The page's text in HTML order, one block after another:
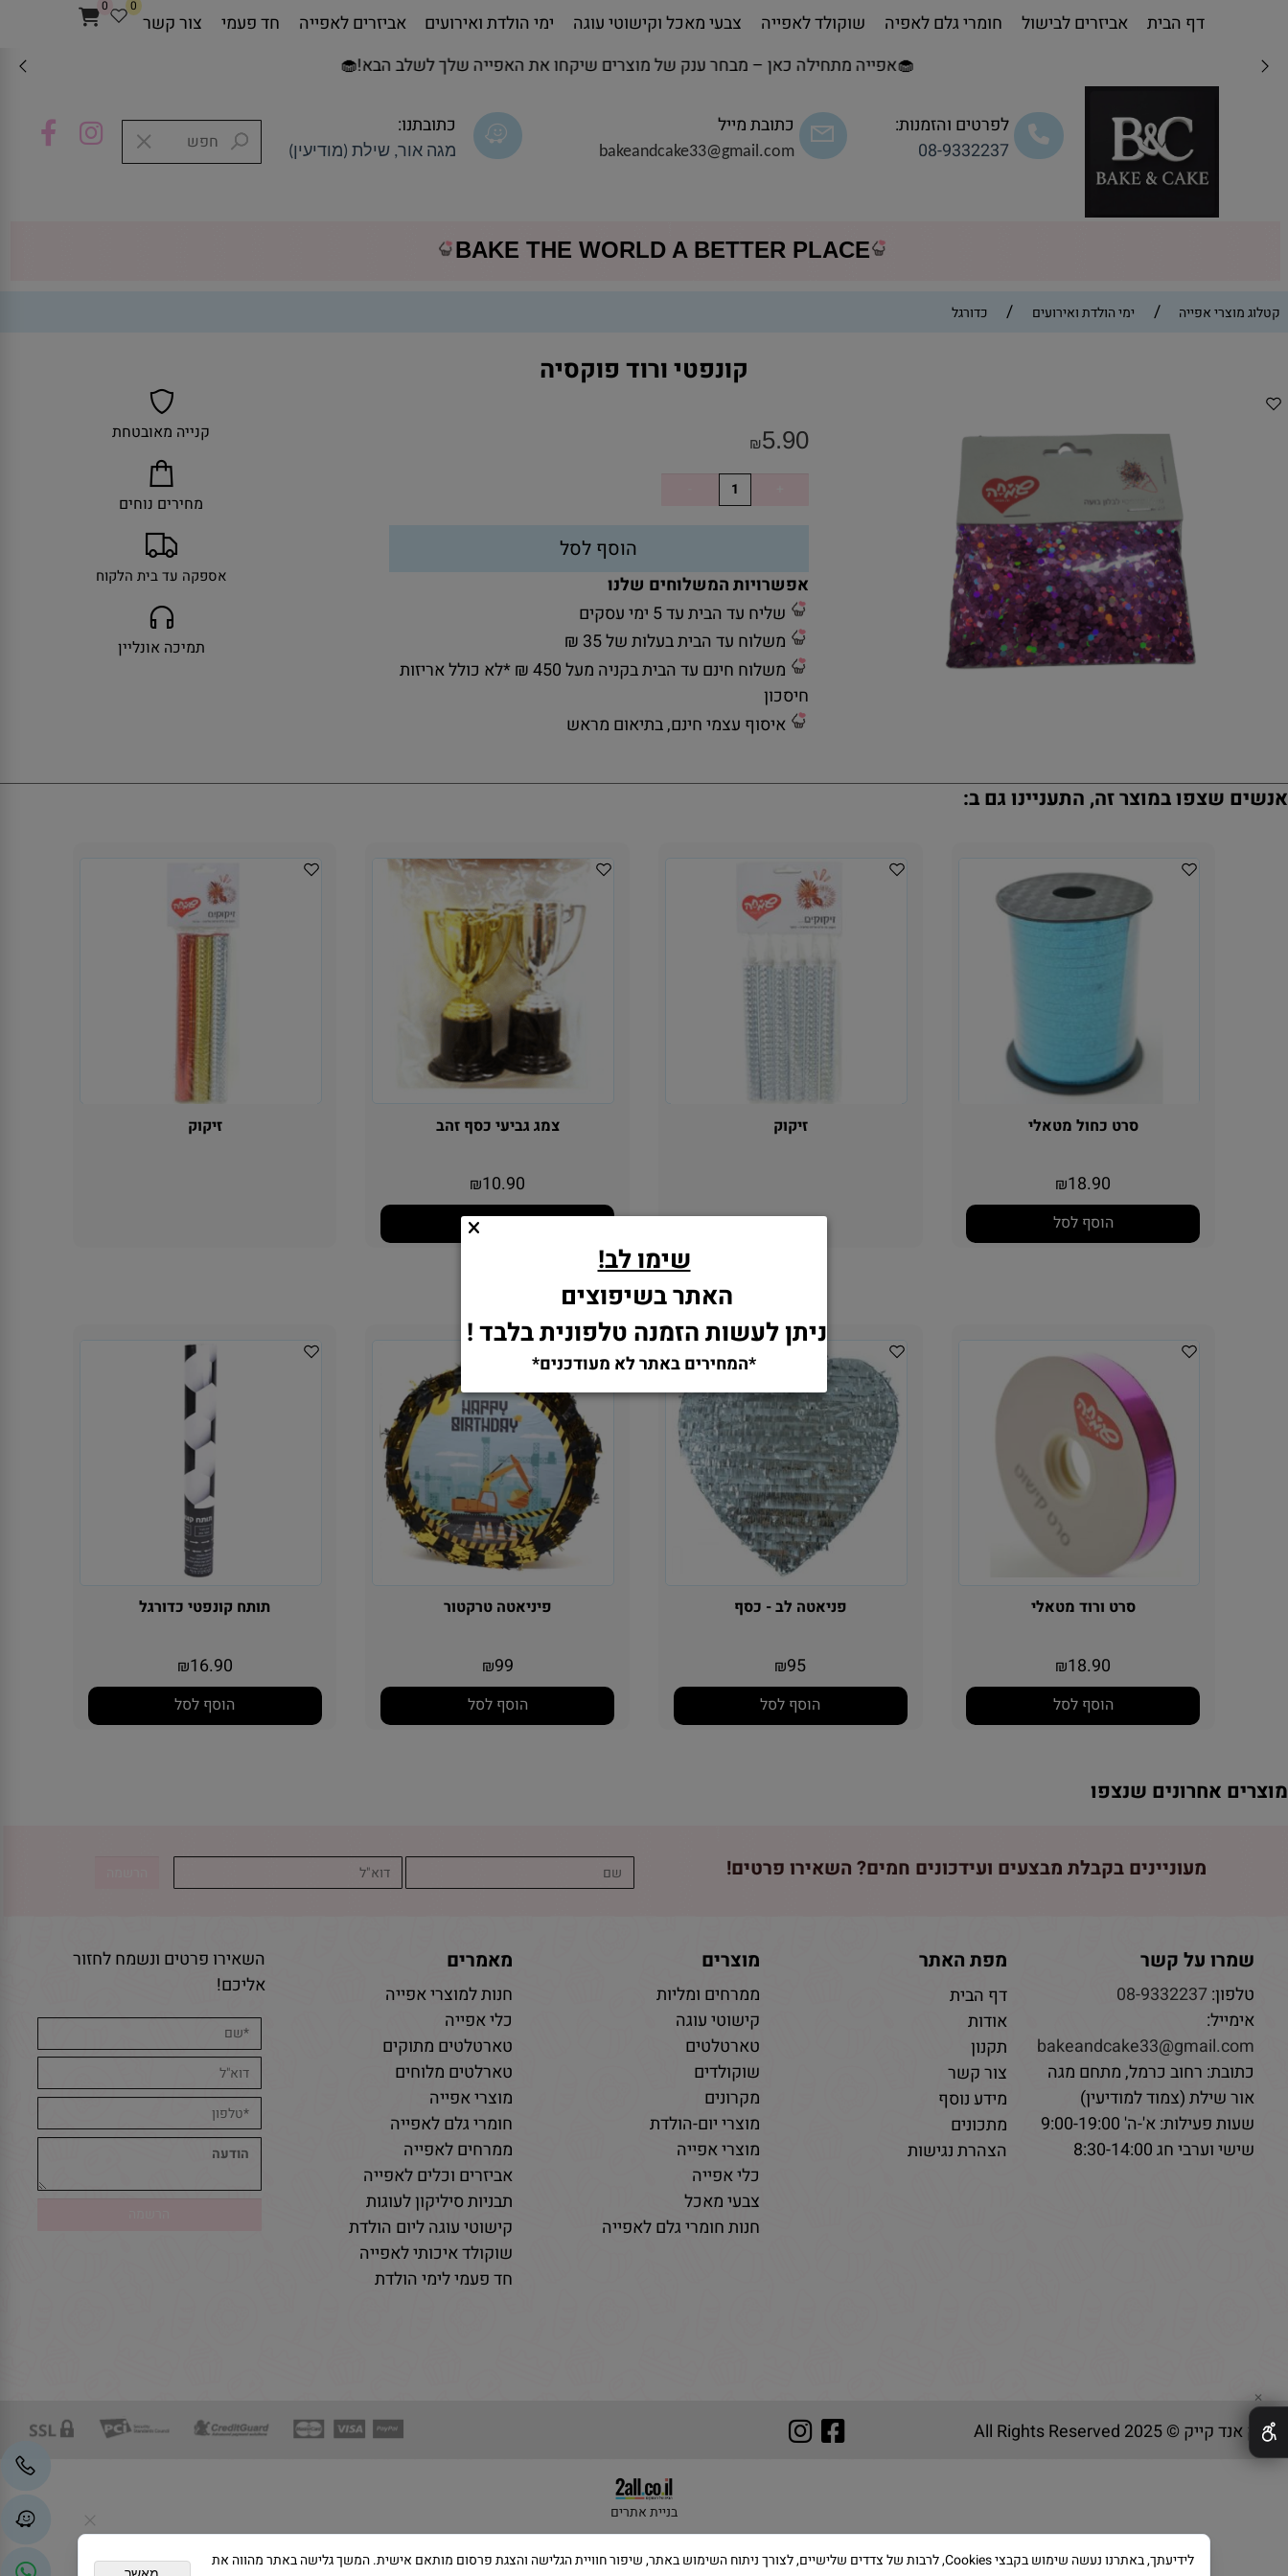
🧁אפייה מתחילה כאן – מבחר ענק של מוצרים שיקחו את האפייה שלך לשלב הבא!🧁
לפרטים והזמנות:
08-9332237
כתובת מייל
bakeandcake33@gmail.com
כתובתנו:
מגה אור, שילת (מודיעין)
0 0
דף הבית אביזרים לבישול חומרי גלם לאפיה שוקולד לאפייה צבעי מאכל וקישוטי עוגה ימי הולדת ואירועים אביזרים לאפייה חד פעמי צור קשר
BAKE THE WORLD A BETTER PLACE
קטלוג מוצרי אפייה / ימי הולדת ואירועים / כדורגל
קונפטי ורוד פוקסיה
₪5.90
הוסף לסל
אפשרויות המשלוחים שלנו
שליח עד הבית עד 5 ימי עסקים
משלוח עד הבית בעלות של 35 ₪
משלוח חינם עד הבית בקניה מעל 450 ₪ *לא כולל אריזות
חיסכון
איסוף עצמי חינם, בתיאום מראש
קנייה מאובטחת
מחירים נוחים
אספקה עד בית הלקוח
תמיכה אונליין
שצפו במוצר זה, התעניינו גם ב:
סרט כחול מטאלי
₪18.90
הוסף לסל
זיקוק צמג גביעי כסף זהב
₪ 10.90
הוסף לסל
זיקוק
סרט ורוד מטאלי
₪18.90
הוסף לסל
פניאטה לב - כסף
₪95
הוסף לסל
פיניאטה טרקטור
₪99
הוסף לסל
תותח קונפטי כדורגל
₪ 16.90
הוסף לסל
אחרונים שנצפו
מעוניינים בקבלת מבצעים ועידכונים חמים? השאירו פרטים!
שמרו על קשר
טלפון:08-9332237
אימייל:
bakeandcake33@gmail.com
כתובת: רחוב כרמל, מתחם מגה
אור שילת (צמוד למודיעין)
שעות פעילות: א'-ה' 9:00-19:00
שישי וערבי חג 8:30-14:00
מפת האתר
דף הבית
אודות
תקנון
צור קשר
מידע נוסף
מתכונים
הצהרת נגישות
מוצרים
ממרחים ומליות
קישוטי עוגה
טארטלטים
שוקולדים
מקרונים
מוצרי יום-הולדת
מוצרי אפייה
כלי אפייה
צבעי מאכל
חנות חומרי גלם לאפייה
מאמרים
חנות למוצרי אפייה
כלי אפייה
טארטלטים מתוקים
טארלטים מלוחים
מוצרי אפייה
חומרי גלם לאפייה
ממרחים לאפייה
אביזרים וכלים לאפייה
תבניות סיליקון לעוגות
קישוטי עוגה ליום הולדת
שוקולד איכותי לאפייה
חד פעמי לימי הולדת
השאירו פרטים ונשמח לחזור
אליכם!
בייק אנד קייק © 2025 All Rights Reserved
שימו לב!
האתר בשיפוצים
ניתן לעשות הזמנה טלפונית בלבד !
*המחירים באתר לא מעודכנים*
✕
לידיעתך, באתרנו נעשה שימוש בקבצי Cookies, לרבות של צדדים שלישיים, לצורך ניתוח השימוש באתר, שיפור חוויית הגלישה והצגת פרסום מותאם אישית. המשך גלישה באתר מהווה את